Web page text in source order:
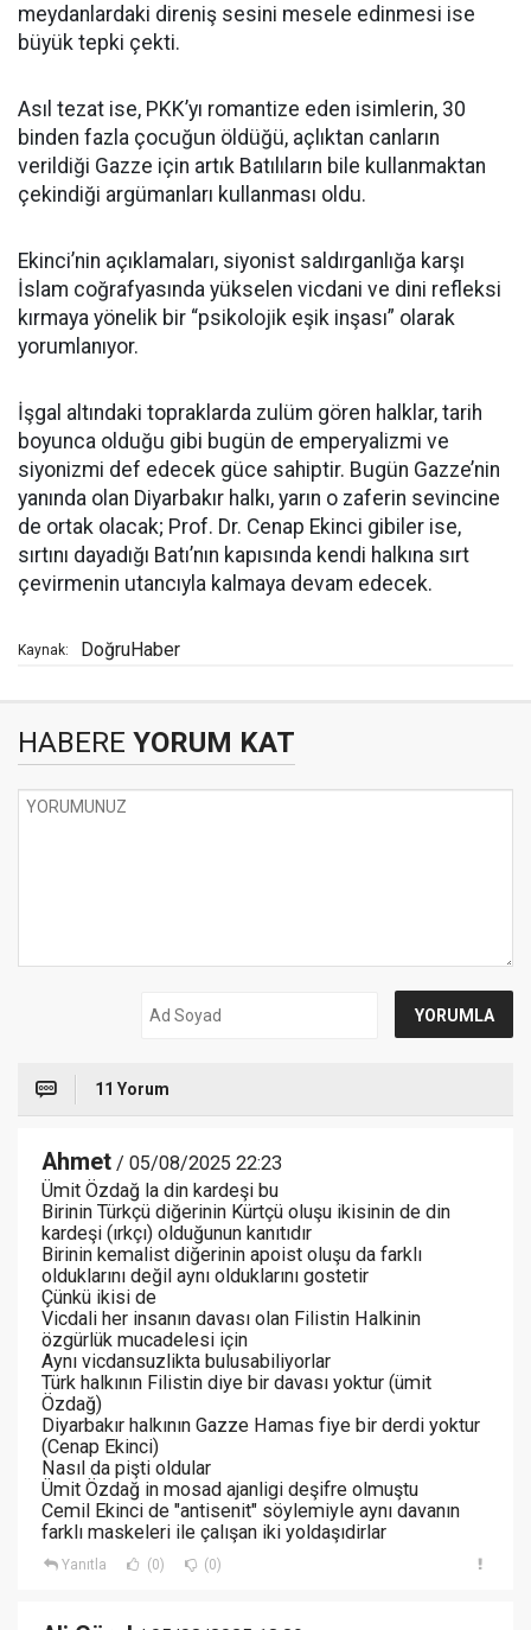
meydanlardaki direniş sesini mesele edinmesi ise
büyük tepki çekti.
Asıl tezat ise, PKK’yı romantize eden isimlerin, 30
binden fazla çocuğun öldüğü, açlıktan canların
verildiği Gazze için artık Batılıların bile kullanmaktan
çekindiği argümanları kullanması oldu.
Ekinci’nin açıklamaları, siyonist saldırganlığa karşı
İslam coğrafyasında yükselen vicdani ve dini refleksi
kırmaya yönelik bir “psikolojik eşik inşası” olarak
yorumlanıyor.
İşgal altındaki topraklarda zulüm gören halklar, tarih
boyunca olduğu gibi bugün de emperyalizmi ve
siyonizmi def edecek güce sahiptir. Bugün Gazze’nin
yanında olan Diyarbakır halkı, yarın o zaferin sevincine
de ortak olacak; Prof. Dr. Cenap Ekinci gibiler ise,
sırtını dayadığı Batı’nın kapısında kendi halkına sırt
çevirmenin utancıyla kalmaya devam edecek.
Kaynak: DoğruHaber
HABERE YORUM KAT
11 Yorum
Ahmet / 05/08/2025 22:23
Ümit Özdağ la din kardeşi bu
Birinin Türkçü diğerinin Kürtçü oluşu ikisinin de din
kardeşi (ırkçı) olduğunun kanıtıdır
Birinin kemalist diğerinin apoist oluşu da farklı
olduklarını değil aynı olduklarını gostetir
Çünkü ikisi de
Vicdali her insanın davası olan Filistin Halkinin
özgürlük mucadelesi için
Aynı vicdansuzlikta bulusabiliyorlar
Türk halkının Filistin diye bir davası yoktur (ümit
Özdağ)
Diyarbakır halkının Gazze Hamas fiye bir derdi yoktur
(Cenap Ekinci)
Nasıl da pişti oldular
Ümit Özdağ in mosad ajanligi deşifre olmuştu
Cemil Ekinci de "antisenit" söylemiyle aynı davanın
farklı maskeleri ile çalışan iki yoldaşıdirlar
Yanıtla (0) (0)